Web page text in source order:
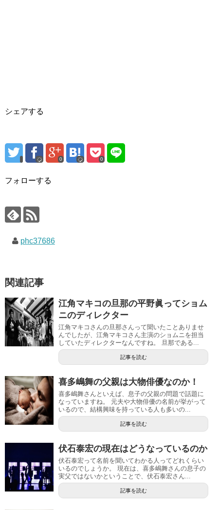
シェアする
0 0
フォローする
phc37686
関連記事
江角マキコの旦那の平野眞ってショム
ニのディレクター
江角マキコさんの旦那さんって聞いたことありませ
んでしたが、江角マキコさん主演のショムニを担当
していたディレクターなんですね。 旦那である...
記事を読む
喜多嶋舞の父親は大物俳優なのか！
喜多嶋舞さんといえば、息子の父親の問題で話題に
なっていますね。 元夫や大物俳優の名前が挙がって
いるので、結構興味を持っている人も多いの...
記事を読む
伏石泰宏の現在はどうなっているのか
伏石泰宏って名前を聞いてわかる人ってどれくらい
いるのでしょうか。 現在は、喜多嶋舞さんの息子の
実父ではないかということで、伏石泰宏さん...
記事を読む